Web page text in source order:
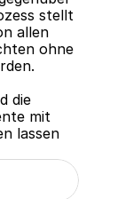
stellt
allen
ohne
die
mit
lassen